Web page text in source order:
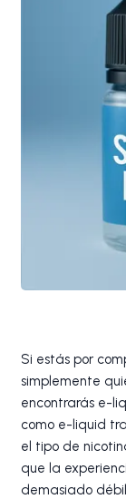
Si estás por
simplemente
encontrarás e-
como e-liquid
el tipo de
que la
demasiado